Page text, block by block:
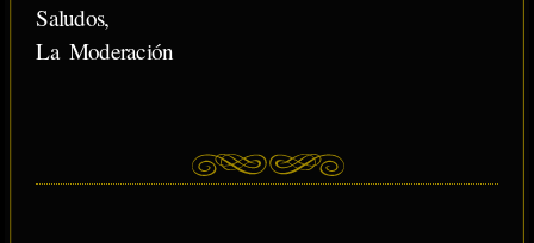
Saludos,
La Moderación